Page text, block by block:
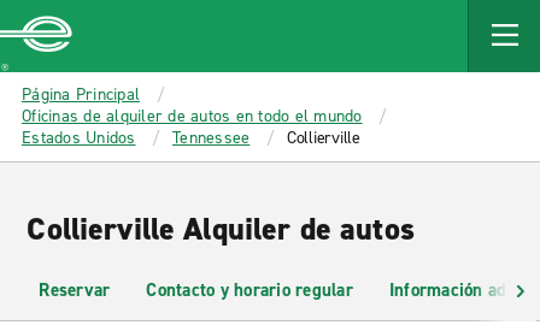
MAIN
CONTENT
Enterprise
Página Principal
Oficinas de alquiler de autos en todo el mundo
Estados Unidos
Tennessee Collierville
Collierville Alquiler de autos
Reservar Contacto y horario regular Información